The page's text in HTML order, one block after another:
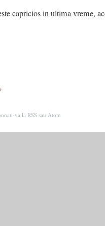
capricios in ultima vreme,
va la RSS sau Atom